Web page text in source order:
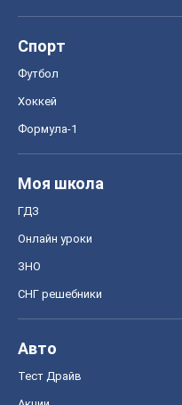
Спорт
Футбол
Хоккей
Формула-1
Моя школа
ГДЗ
Онлайн уроки
ЗНО
СНГ решебники
Авто
Тест Драйв